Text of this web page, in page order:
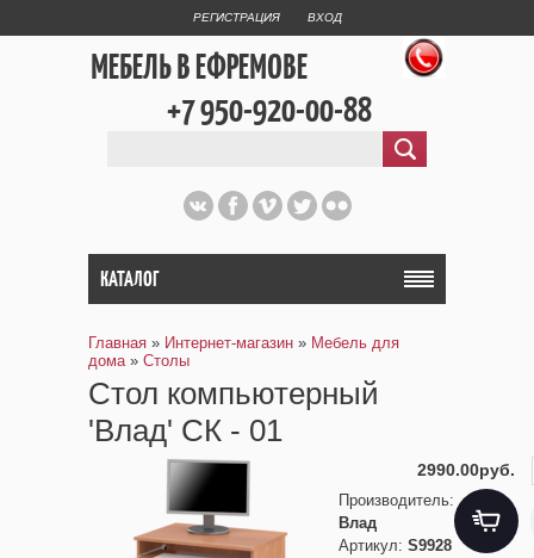
РЕГИСТРАЦИЯ ВХОД
МЕБЕЛЬ В ЕФРЕМОВЕ
+7 950-920-00-88
КАТАЛОГ
Главная » Интернет-магазин » Мебель для
дома » Столы
Стол компьютерный
'Влад' СК - 01
2990.00руб.
Производитель:
Влад
Артикул: S9928